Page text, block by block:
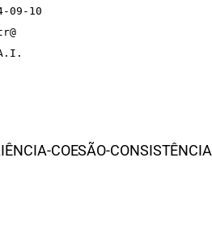
09-10
COESÃO-CONSISTÊNCIA